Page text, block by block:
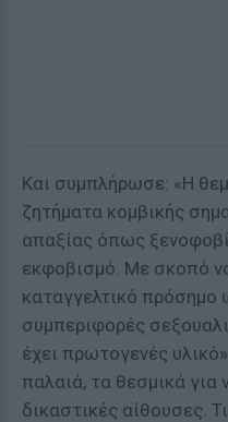
Και συμπλήρωσε: «Η
ζητήματα κομβικής
απαξίας όπως
εκφοβισμό. Με σκοπό
καταγγελτικό πρόσημο
συμπεριφορές
έχει πρωτογενές
παλαιά, τα θεσμικά για
δικαστικές αίθουσες.